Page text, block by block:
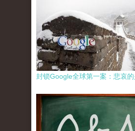
封锁Google全球第一案：悲哀